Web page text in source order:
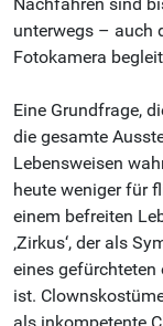
unterwegs – auch
Fotokamera
Eine Grundfrage,
die gesamte
Lebensweisen
heute weniger für
einem befreiten
‚Zirkus‘, der als
eines gefürchteten
ist.